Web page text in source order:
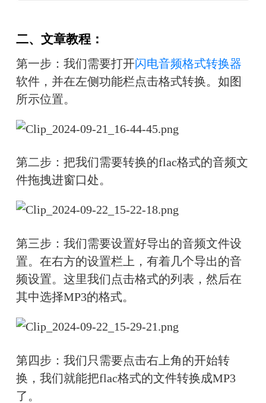
二、文章教程：
第一步：我们需要打开闪电音频格式转换器
软件，并在左侧功能栏点击格式转换。如图
所示位置。
第二步：把我们需要转换的flac格式的音频文
件拖拽进窗口处。
第三步：我们需要设置好导出的音频文件设
置。在右方的设置栏上，有着几个导出的音
频设置。这里我们点击格式的列表，然后在
其中选择MP3的格式。
第四步：我们只需要点击右上角的开始转
换，我们就能把flac格式的文件转换成MP3
了。